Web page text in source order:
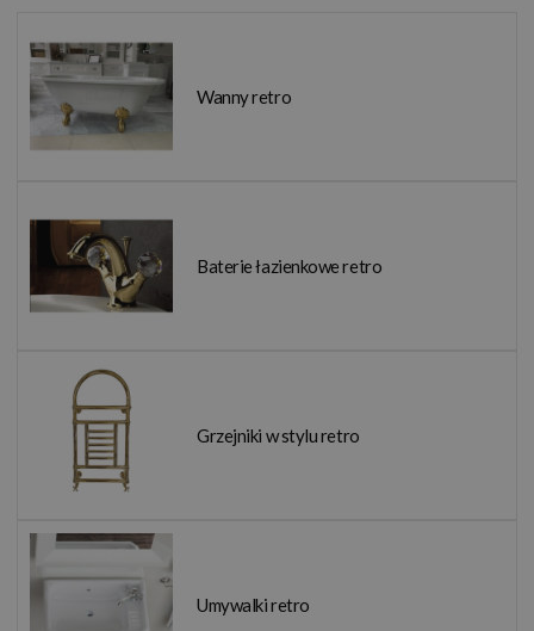
Wanny retro
Baterie łazienkowe retro
Grzejniki w stylu retro
Umywalki retro